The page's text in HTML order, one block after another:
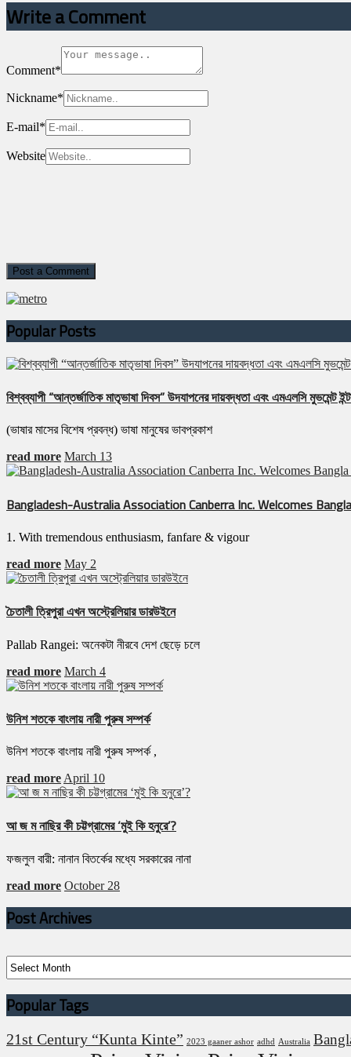
Write a Comment
Comment*
Nickname*
E-mail*
Website
Popular Posts
বিশ্বব্যাপী “আন্তর্জাতিক মাতৃভাষা দিবস” উদযাপনের দায়বদ্ধতা এবং এমএলসি মুভমেন্ট
(ভাষার মাসের বিশেষ প্রবন্ধ) ভাষা মানুষের ভাবপ্রকাশ
read more March 13
Bangladesh-Australia Association Canberra Inc. Welcomes
1. With tremendous enthusiasm, fanfare & vigour
read more May 2
চৈতালী ত্রিপুরা এখন অস্ট্রেলিয়ার ডারউইনে
Pallab Rangei: অনেকটা নীরবে দেশ ছেড়ে চলে
read more March 4
উনিশ শতকে বাংলায় নারী পুরুষ সম্পর্ক
উনিশ শতকে বাংলায় নারী পুরুষ সম্পর্ক ,
read more April 10
আ জ ম নাছির কী চট্টগ্রামের ‘মুই কি হনুরে’?
ফজলুল বারী: নানান বিতর্কের মধ্যে সরকারের নানা
read more October 28
Post Archives
Archives
Popular Tags
21st Century “Kunta Kinte” 2023 gaaner ashor adhd Australia